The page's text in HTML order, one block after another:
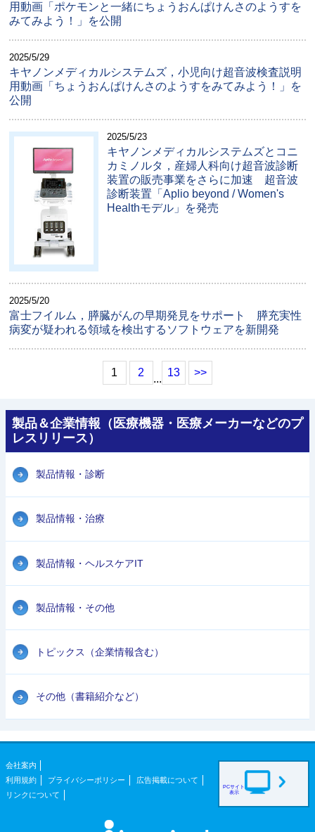
用動画「ポケモンと一緒にちょうおんぱけんさのようすを
みてみよう！」を公開
2025/5/29
キヤノンメディカルシステムズ，小児向け超音波検査説明
用動画「ちょうおんぱけんさのようすをみてみよう！」を
公開
2025/5/23
キヤノンメディカルシステムズとコニ
カミノルタ，産婦人科向け超音波診断
装置の販売事業をさらに加速 超音波
診断装置「Aplio beyond / Women's
Healthモデル」を発売
2025/5/20
富士フイルム，膵臓がんの早期発見をサポート 膵充実性
病変が疑われる領域を検出するソフトウェアを新開発
1 2
...
13 >>
製品＆企業情報（医療機器・医療メーカーなどのプ
レスリリース）
製品情報・診断
製品情報・治療
製品情報・ヘルスケアIT
製品情報・その他
トピックス（企業情報含む）
その他（書籍紹介など）
会社案内
利用規約
プライバシーポリシー
広告掲載について
リンクについて
PCサイト
表示